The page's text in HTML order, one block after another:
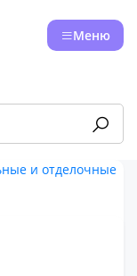
Меню
и отделочные